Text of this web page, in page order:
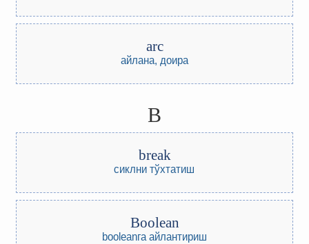
arc
айлана, доира
B
break
сиклни тўхтатиш
Boolean
booleanга айлантириш